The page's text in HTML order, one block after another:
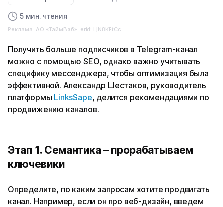
5 мин. чтения
Реклама. АО «ТаймВэб». erid: LjN8KRtCc
Получить больше подписчиков в Telegram-канал
можно с помощью SEO, однако важно учитывать
специфику мессенджера, чтобы оптимизация была
эффективной. Александр Шестаков, руководитель
платформы LinksSape, делится рекомендациями по
продвижению каналов.
Этап 1. Семантика – прорабатываем
ключевики
Определите, по каким запросам хотите продвигать
канал. Например, если он про веб-дизайн, введем